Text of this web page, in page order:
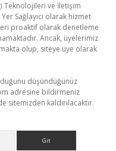
Teknolojileri ve İletişim
Sağlayıcı olarak hizmet
proaktif olarak denetleme
Ancak, üyelerimiz
olup, siteye üye olarak
düşündüğünüz
adresine bildirmeniz
sitemizden kaldırılacaktır.